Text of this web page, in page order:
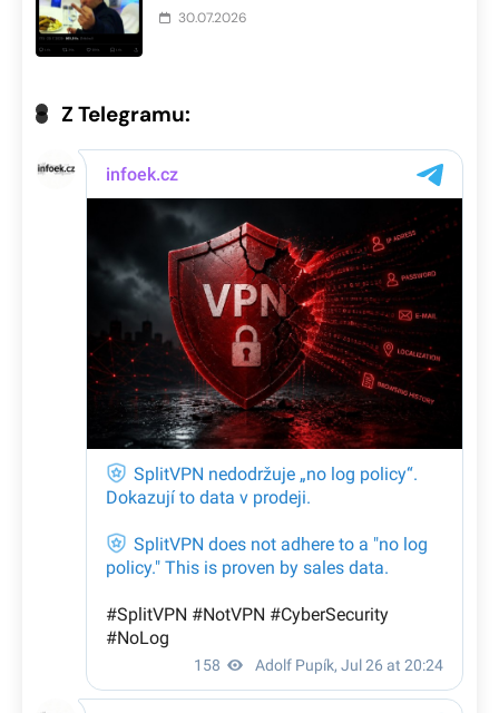
30.07.2026
Z Telegramu: